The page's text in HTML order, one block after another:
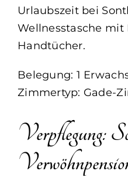
Urlaubszeit bei
Wellnesstasche
Handtücher.
Belegung: 1
Zimmertyp: Gade-
Verpflegung: